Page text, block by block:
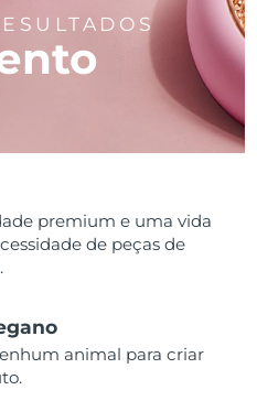
premium e uma vida
de peças de
animal para criar